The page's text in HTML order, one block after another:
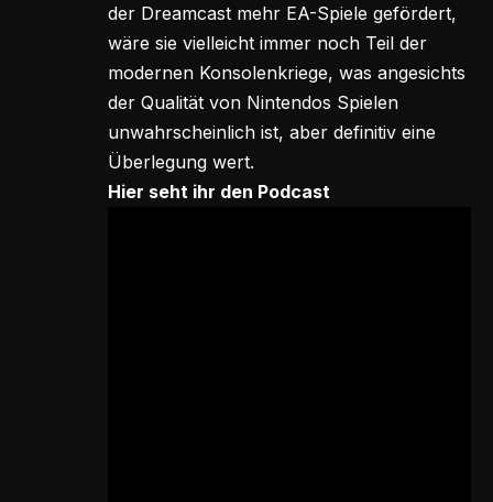
der Dreamcast mehr EA-Spiele gefördert,
wäre sie vielleicht immer noch Teil der
modernen Konsolenkriege, was angesichts
der Qualität von Nintendos Spielen
unwahrscheinlich ist, aber definitiv eine
Überlegung wert.
Hier seht ihr den Podcast